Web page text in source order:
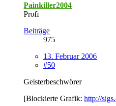
Painkiller2004
Profi
Beiträge
975
13. Februar 2006
#50
Geisterbeschwörer
[Blockierte Grafik: http://